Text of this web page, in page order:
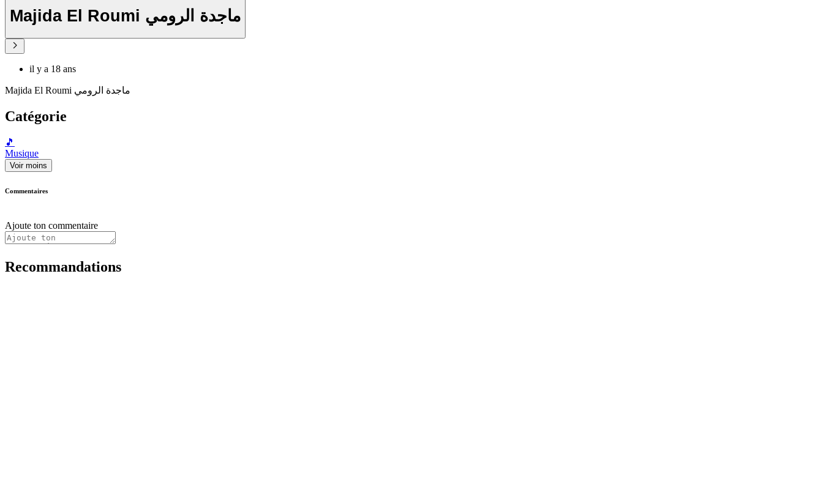
Majida El Roumi ماجدة الرومي
il y a 18 ans
Majida El Roumi ماجدة الرومي
Catégorie
🎵
Musique
Voir moins
Commentaires
Ajoute ton commentaire
Recommandations